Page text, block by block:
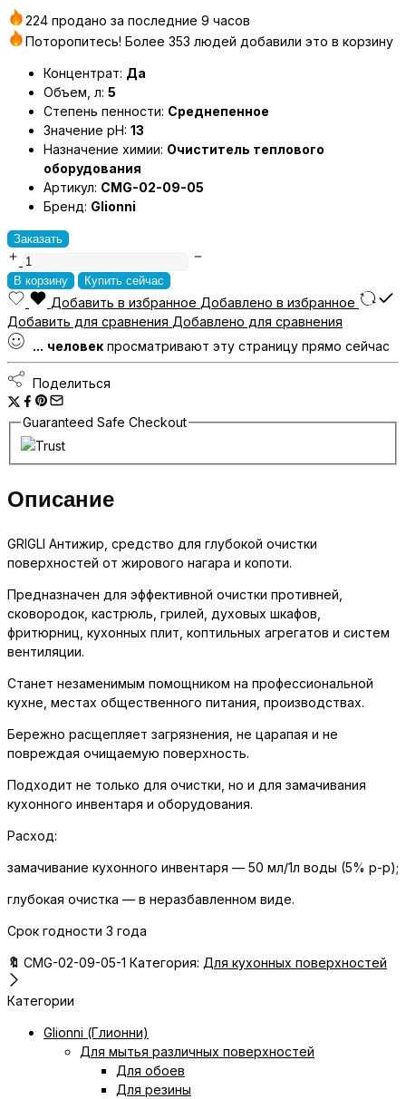
224 продано за последние 9 часов
Поторопитесь! Более 353 людей добавили это в корзину
Концентрат: Да
Объем, л: 5
Степень пенности: Среднепенное
Значение pH: 13
Назначение химии: Очиститель теплового
оборудования
Артикул: CMG-02-09-05
Бренд: Glionni
Заказать
GRIGLI
Антижир
5л
1/4
(для
кухонных
поверхностей)
количество
В корзину Купить сейчас
Добавить в избранное Добавлено в избранное
Добавить для сравнения Добавлено для сравнения
... человек просматривают эту страницу прямо сейчас
Поделиться
Guaranteed Safe Checkout
Описание
GRIGLI Антижир, средство для глубокой очистки
поверхностей от жирового нагара и копоти.
Предназначен для эффективной очистки противней,
сковородок, кастрюль, грилей, духовых шкафов,
фритюрниц, кухонных плит, коптильных агрегатов и систем
вентиляции.
Станет незаменимым помощником на профессиональной
кухне, местах общественного питания, производствах.
Бережно расщепляет загрязнения, не царапая и не
повреждая очищаемую поверхность.
Подходит не только для очистки, но и для замачивания
кухонного инвентаря и оборудования.
Расход:
замачивание кухонного инвентаря — 50 мл/1л воды (5% р-р);
глубокая очистка — в неразбавленном виде.
Срок годности 3 года
🔖 CMG-02-09-05-1 Категория: Для кухонных поверхностей
Категории
Glionni (Глионни)
Для мытья различных поверхностей
Для обоев
Для резины